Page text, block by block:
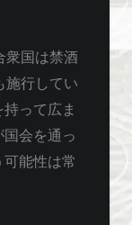
衆国は禁酒
施行してい
って広ま
会を通っ
能性は常